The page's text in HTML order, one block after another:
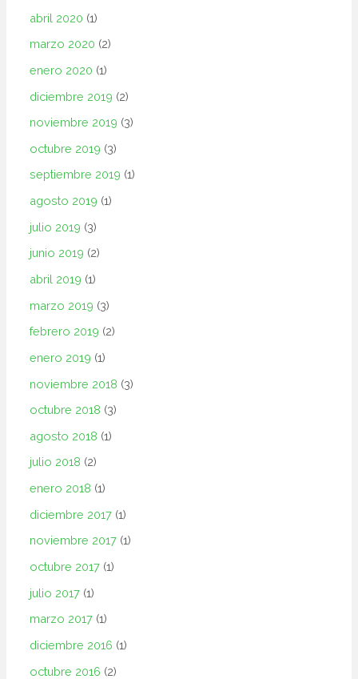
abril 2020 (1)
marzo 2020 (2)
enero 2020 (1)
diciembre 2019 (2)
noviembre 2019 (3)
octubre 2019 (3)
septiembre 2019 (1)
agosto 2019 (1)
julio 2019 (3)
junio 2019 (2)
abril 2019 (1)
marzo 2019 (3)
febrero 2019 (2)
enero 2019 (1)
noviembre 2018 (3)
octubre 2018 (3)
agosto 2018 (1)
julio 2018 (2)
enero 2018 (1)
diciembre 2017 (1)
noviembre 2017 (1)
octubre 2017 (1)
julio 2017 (1)
marzo 2017 (1)
diciembre 2016 (1)
octubre 2016 (2)